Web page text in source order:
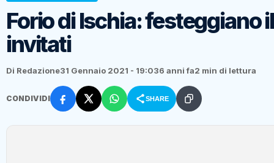
Forio di Ischia: festeggiano
invitati
Di Redazione31 Gennaio 2021 - 19:036 anni fa2 min di lettura
CONDIVIDI SHARE